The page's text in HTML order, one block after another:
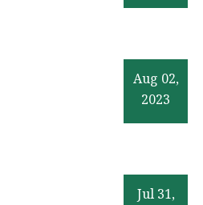
Aug 02,
2023
Jul 31,